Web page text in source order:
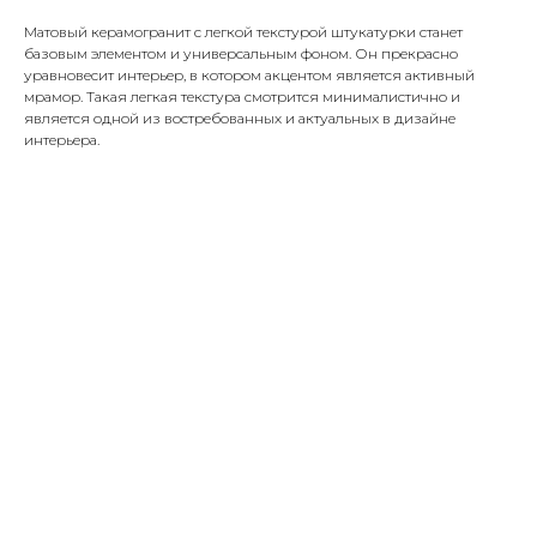
Матовый керамогранит с легкой текстурой штукатурки станет
базовым элементом и универсальным фоном. Он прекрасно
уравновесит интерьер, в котором акцентом является активный
мрамор. Такая легкая текстура смотрится минималистично и
является одной из востребованных и актуальных в дизайне
интерьера.